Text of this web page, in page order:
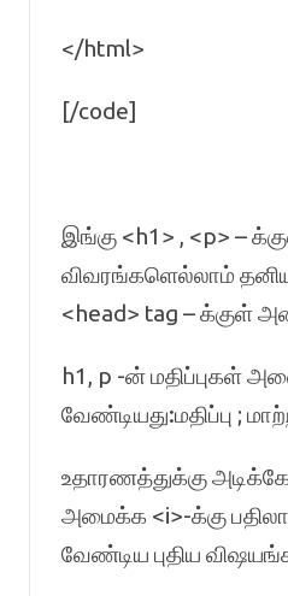
</html>
[/code]
இங்கு <h1> , <p> –
விவரங்களெல்லாம்
<head> tag – க்குள்
h1, p -ன் மதிப்புகள்
வேண்டியது:மதிப்பு ;
உதாரணத்துக்கு
அமைக்க <i>-க்கு
வேண்டிய புதிய